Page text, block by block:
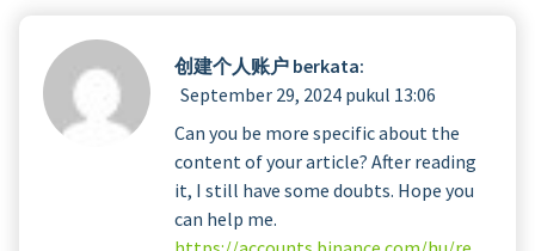
创建个人账户 berkata:
September 29, 2024 pukul 13:06
Can you be more specific about the
content of your article? After reading
it, I still have some doubts. Hope you
can help me.